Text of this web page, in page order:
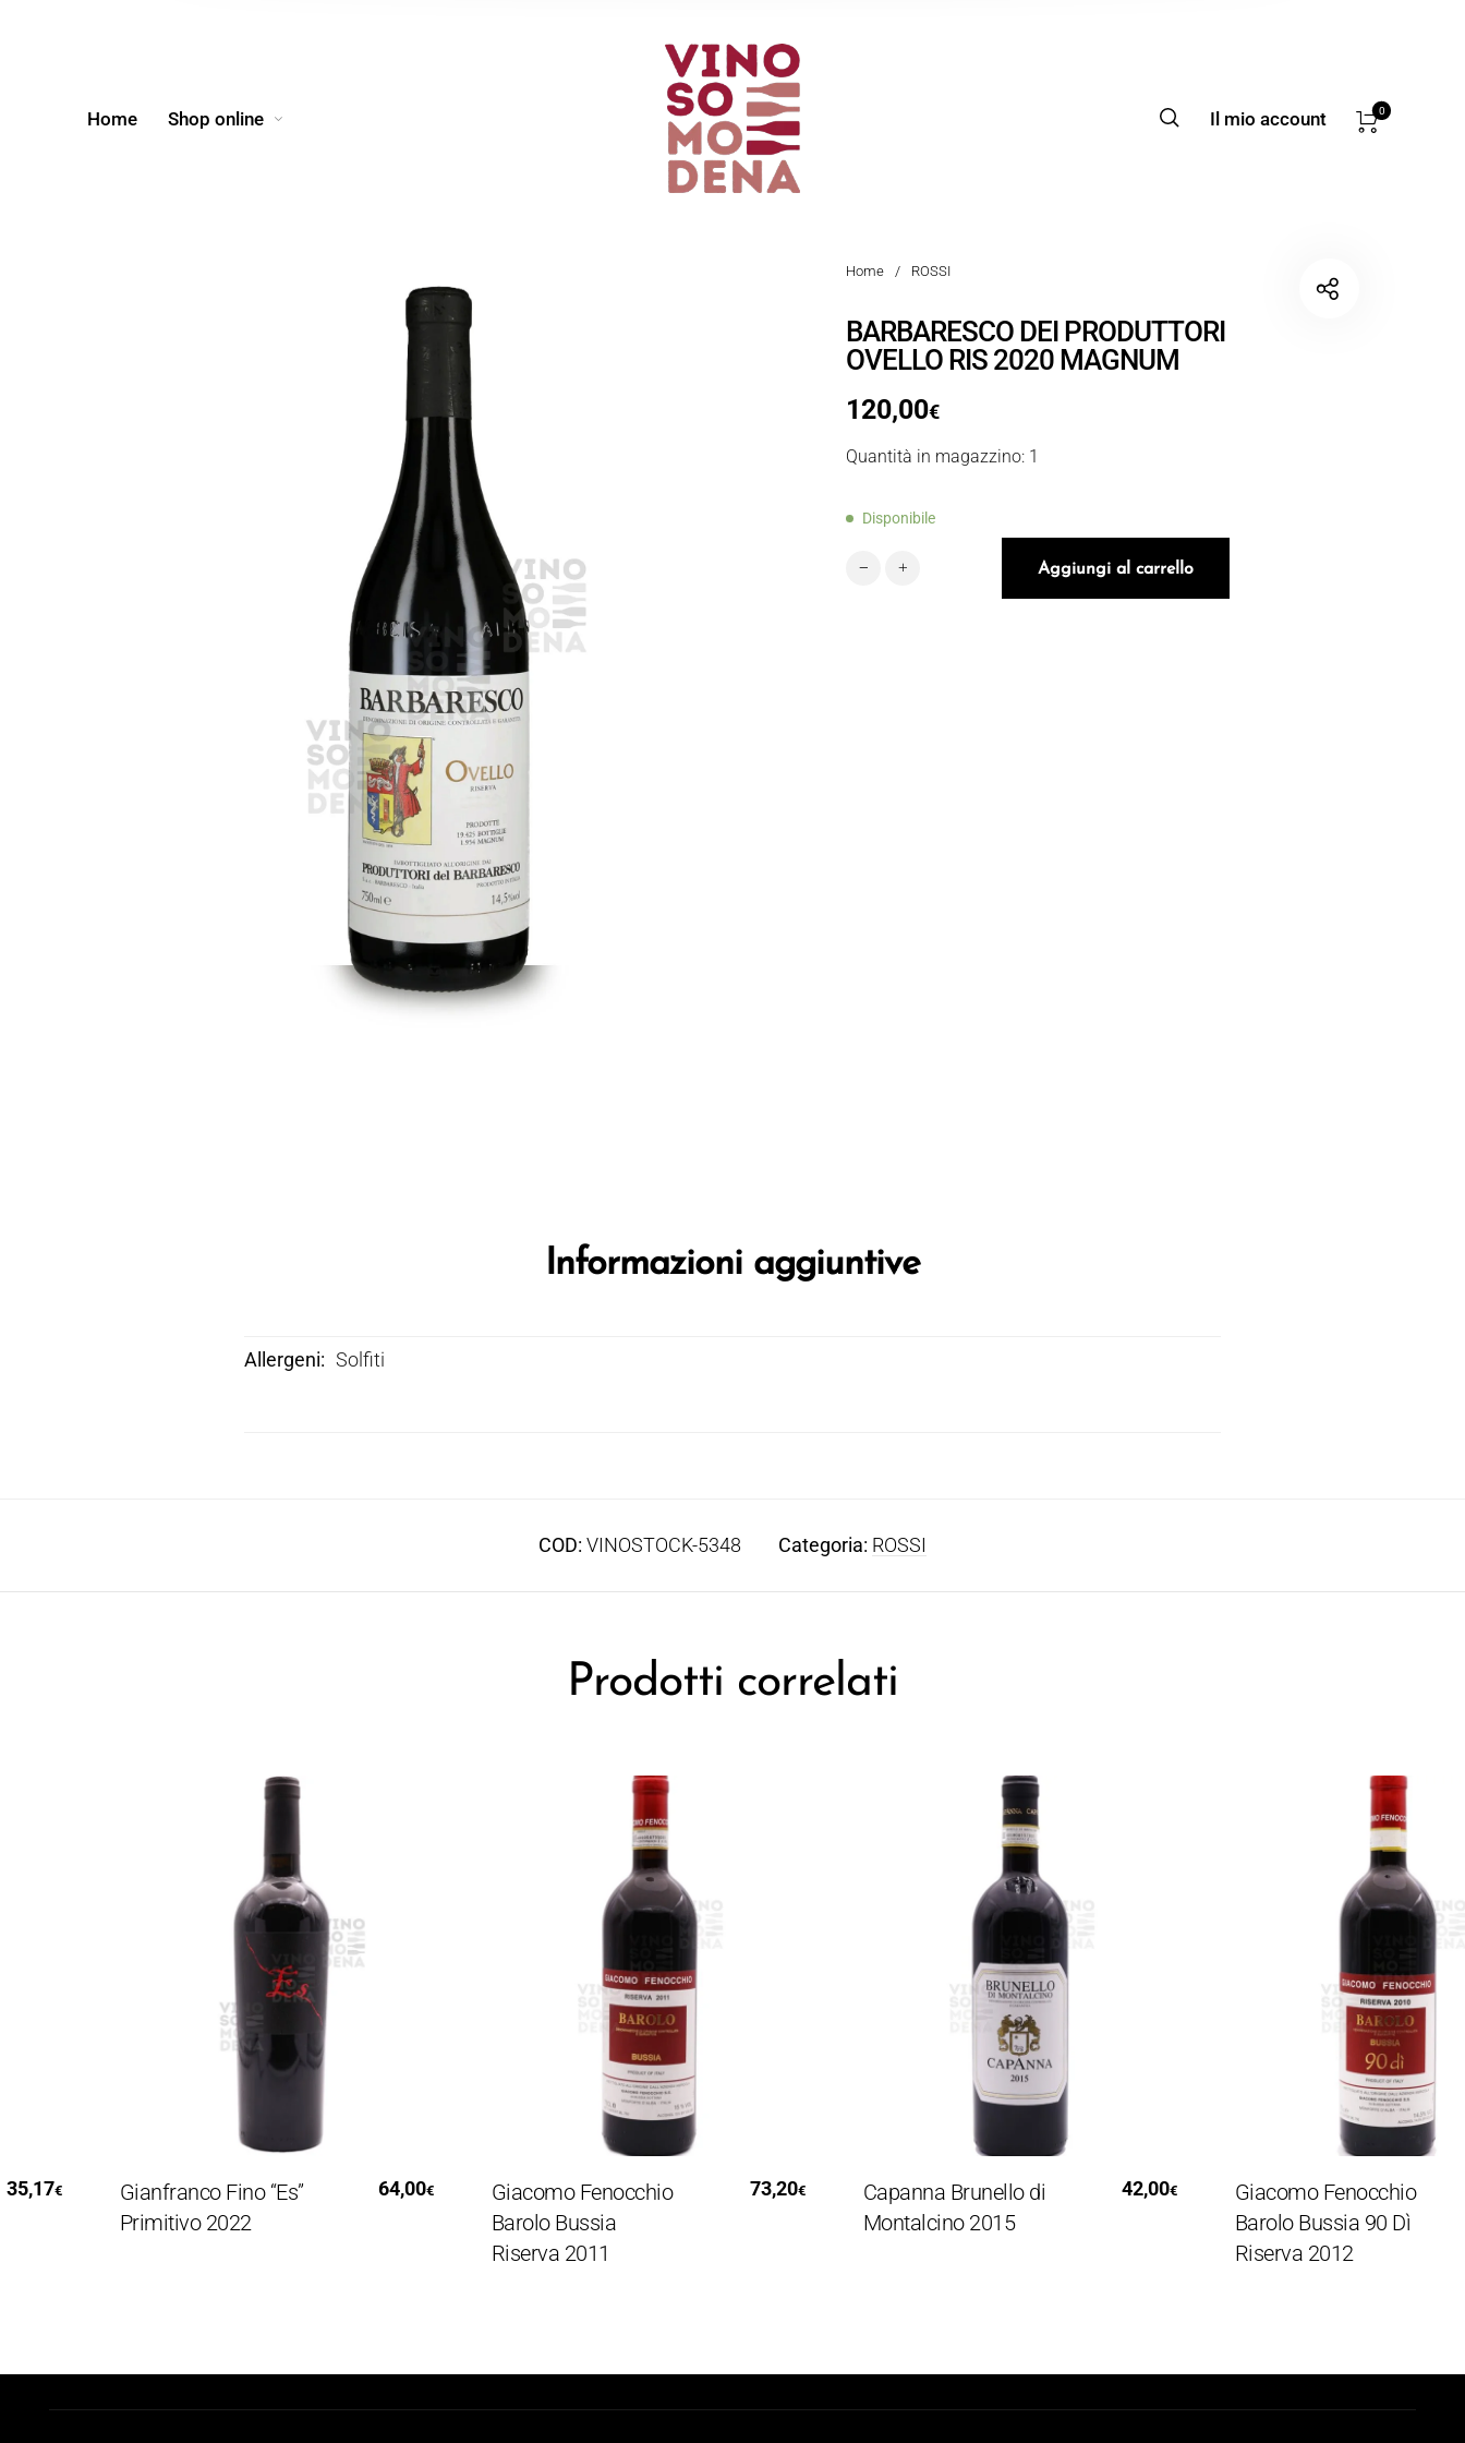
Home Shop online Il mio account 0
Home / ROSSI
BARBARESCO DEI PRODUTTORI
OVELLO RIS 2020 MAGNUM
120,00€
Quantità in magazzino: 1
Disponibile
BARBARESCO DEI PRODUTTORI OVELLO RIS 2020 MAGNUM quantità
Aggiungi al carrello
Informazioni aggiuntive
Allergeni Solfiti
COD: VINOSTOCK-5348 Categoria: ROSSI
Prodotti correlati
Giacomo Fenocchio
Barolo Bussia
Riserva 2011
73,20€
Capanna Brunello di
Montalcino 2015
42,00€
Giacomo Fenocchio
Barolo Bussia 90 Dì
Riserva 2012
€
Gianfranco Fino “Es”
Primitivo 2022
64,00€